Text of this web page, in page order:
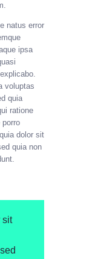
natus error
ipsa
voluptas
quia
ratione
dolor sit
quia non
sit